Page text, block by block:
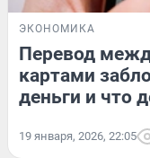
ЭКОНОМИКА
Перевод
картами
деньги и что
19 января, 2026, 22:05